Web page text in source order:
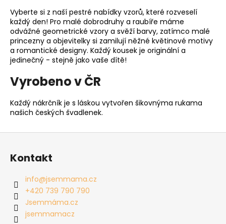
Vyberte si z naší pestré nabídky vzorů, které rozveselí
každý den! Pro malé dobrodruhy a raubíře máme
odvážné geometrické vzory a svěží barvy, zatímco malé
princezny a objevitelky si zamilují něžné květinové motivy
a romantické designy. Každý kousek je originální a
jedinečný - stejně jako vaše dítě!
Vyrobeno v ČR
Každý nákrčník je s láskou vytvořen šikovnýma rukama
našich českých švadlenek.
Z
Kontakt
info@jsemmama.cz
+420 739 790 790
Jsemmáma.cz
jsemmamacz